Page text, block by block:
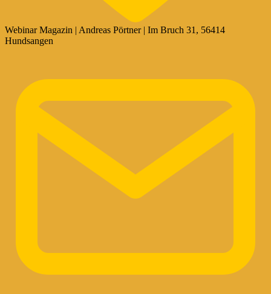
Webinar Magazin | Andreas Pörtner | Im Bruch 31, 56414
Hundsangen